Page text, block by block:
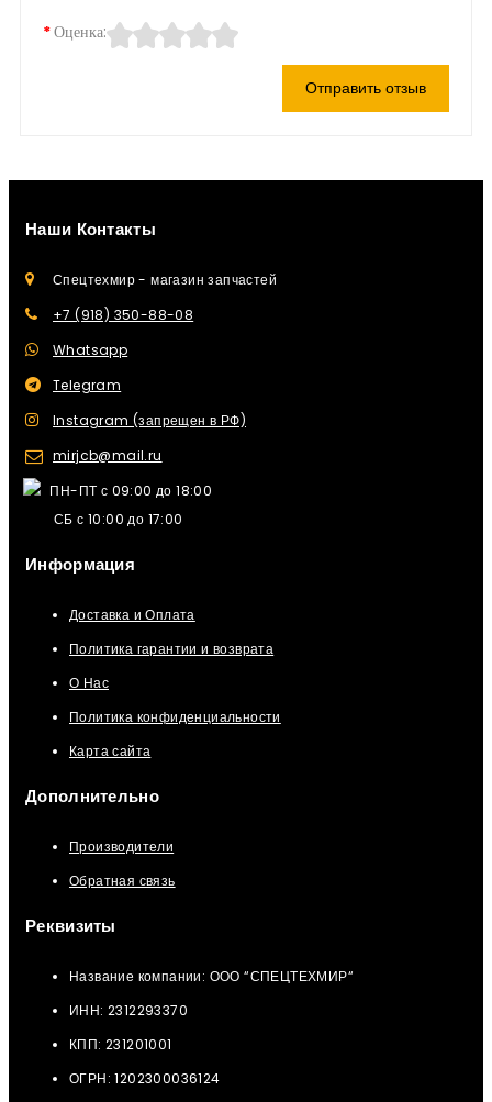
Оценка:
Отправить отзыв
Наши Контакты
Спецтехмир - магазин запчастей
+7 (918) 350-88-08
Whatsapp
Telegram
Instagram (запрещен в РФ)
mirjcb@mail.ru
ПН-ПТ с 09:00 до 18:00
СБ с 10:00 до 17:00
Информация
Доставка и Оплата
Политика гарантии и возврата
О Нас
Политика конфиденциальности
Карта сайта
Дополнительно
Производители
Обратная связь
Реквизиты
Название компании: ООО “СПЕЦТЕХМИР“
ИНН: 2312293370
КПП: 231201001
ОГРН: 1202300036124